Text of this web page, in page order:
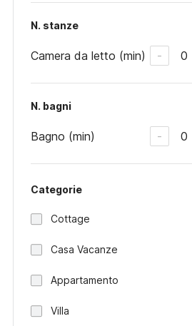
N. stanze
Camera da letto (min) - 0
N. bagni
Bagno (min) - 0
Categorie
Cottage
Casa Vacanze
Appartamento
Villa